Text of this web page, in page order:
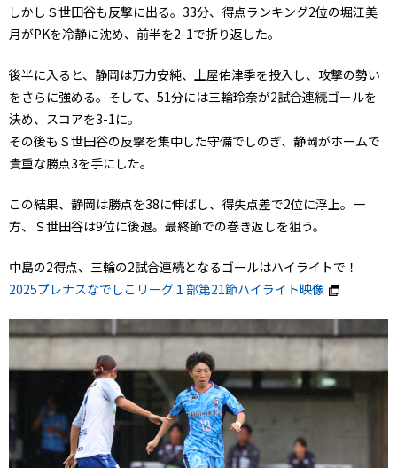
しかしＳ世田谷も反撃に出る。33分、得点ランキング2位の堀江美
月がPKを冷静に沈め、前半を2-1で折り返した。
後半に入ると、静岡は万力安純、土屋佑津季を投入し、攻撃の勢い
をさらに強める。そして、51分には三輪玲奈が2試合連続ゴールを
決め、スコアを3-1に。
その後もＳ世田谷の反撃を集中した守備でしのぎ、静岡がホームで
貴重な勝点3を手にした。
この結果、静岡は勝点を38に伸ばし、得失点差で2位に浮上。一
方、Ｓ世田谷は9位に後退。最終節での巻き返しを狙う。
中島の2得点、三輪の2試合連続となるゴールはハイライトで！
2025プレナスなでしこリーグ１部第21節ハイライト映像